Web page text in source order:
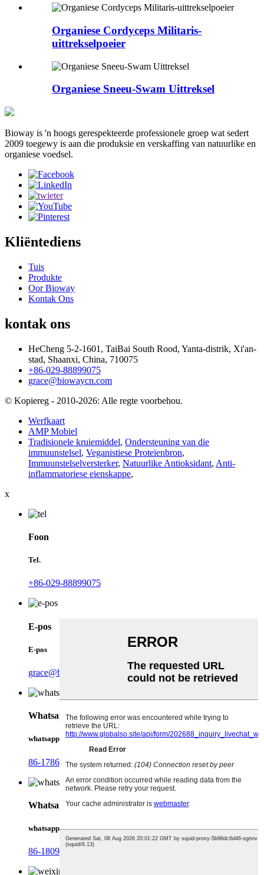
Organiese Cordyceps Militaris-
uittrekselpoeier
Organiese Sneeu-Swam Uittreksel
Bioway is 'n hoogs gerespekteerde professionele groep wat sedert
2009 toegewy is aan die produksie en verskaffing van natuurlike en
organiese voedsel.
Kliëntediens
Tuis
Produkte
Oor Bioway
Kontak Ons
kontak ons
HeCheng 5-2-1601, TaiBai South Rood, Yanta-distrik, Xi'an-
stad, Shaanxi, China, 710075
+86-029-88899075
grace@biowaycn.com
© Kopiereg - 2010-2026: Alle regte voorbehou.
Werfkaart
AMP Mobiel
Tradisionele kruiemiddel, Ondersteuning van die
immuunstelsel, Veganistiese Proteïenbron,
Immuunstelselversterker, Natuurlike Antioksidant, Anti-
inflammatoriese eienskappe,
x
Foon
Tel.
+86-029-88899075
E-pos
E-pos
grace@biowaycn.com
Whatsapp
whatsapp
86-17868744306
Whatsapp
whatsapp
86-18092321288